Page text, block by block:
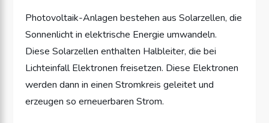
Photovoltaik-Anlagen bestehen aus Solarzellen, die
Sonnenlicht in elektrische Energie umwandeln.
Diese Solarzellen enthalten Halbleiter, die bei
Lichteinfall Elektronen freisetzen. Diese Elektronen
werden dann in einen Stromkreis geleitet und
erzeugen so erneuerbaren Strom.